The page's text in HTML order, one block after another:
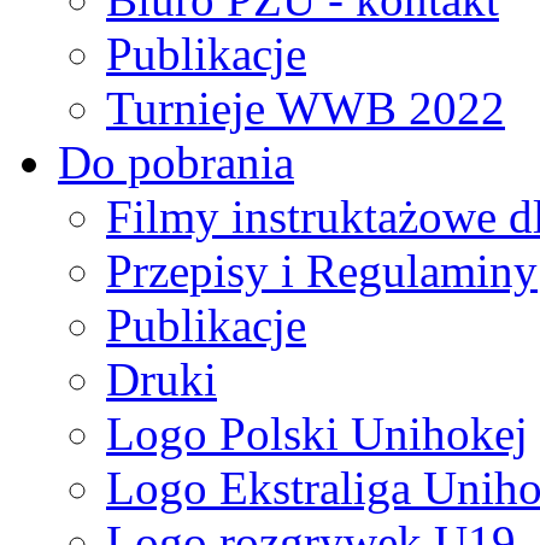
Publikacje
Turnieje WWB 2022
Do pobrania
Filmy instruktażowe
Przepisy i Regulaminy
Publikacje
Druki
Logo Polski Unihokej
Logo Ekstraliga